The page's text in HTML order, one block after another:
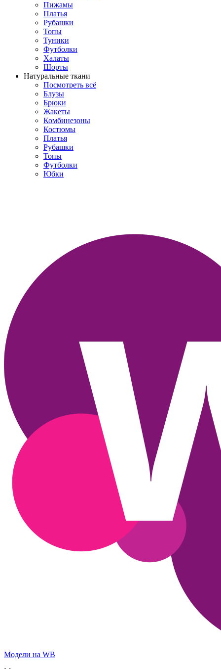
Пижамы
Платья
Рубашки
Топы
Туники
Футболки
Халаты
Шорты
Натуральные ткани
Посмотреть всё
Блузы
Брюки
Жакеты
Комбинезоны
Костюмы
Платья
Рубашки
Топы
Футболки
Юбки
Модели на WB